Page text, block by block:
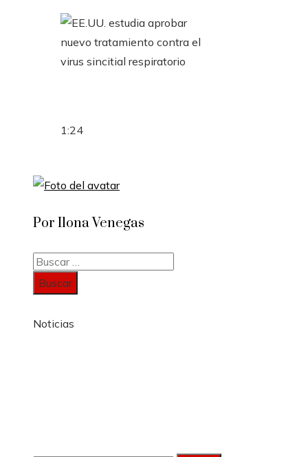
1:24
Por Ilona Venegas
Buscar:
Noticias